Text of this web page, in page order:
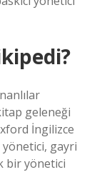
geleneği
İngilizce
gayri
bir yönetici